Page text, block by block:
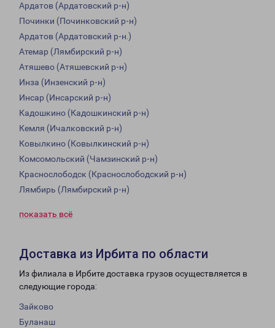
Ардатов (Ардатовский р-н)
Починки (Починковский р-н)
Ардатов (Ардатовский р-н.)
Атемар (Лямбирский р-н)
Атяшево (Атяшевский р-н)
Инза (Инзенский р-н)
Инсар (Инсарский р-н)
Кадошкино (Кадошкинский р-н)
Кемля (Ичалковский р-н)
Ковылкино (Ковылкинский р-н)
Комсомольский (Чамзинский р-н)
Краснослободск (Краснослободский р-н)
Лямбирь (Лямбирский р-н)
показать всё
Доставка из Ирбита по области
Из филиала в Ирбите доставка грузов осуществляется в
следующие города:
Зайково
Буланаш